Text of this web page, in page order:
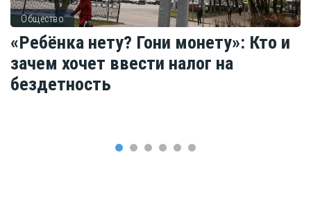
Общество
«Ребёнка нету? Гони монету»: Кто и
зачем хочет ввести налог на
бездетность